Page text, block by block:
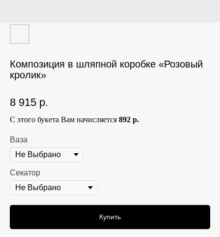
Композиция в шляпной коробке «Розовый
кролик»
8 915 р.
С этого букета Вам начисляется 892 р.
Ваза
Секатор
Купить